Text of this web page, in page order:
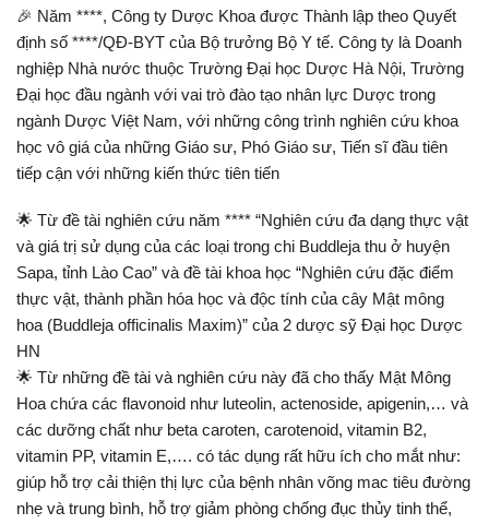
🎉 Năm ****, Công ty Dược Khoa được Thành lập theo Quyết
định số ****/QĐ-BYT của Bộ trưởng Bộ Y tế. Công ty là Doanh
nghiệp Nhà nước thuộc Trường Đại học Dược Hà Nội, Trường
Đại học đầu ngành với vai trò đào tạo nhân lực Dược trong
ngành Dược Việt Nam, với những công trình nghiên cứu khoa
học vô giá của những Giáo sư, Phó Giáo sư, Tiến sĩ đầu tiên
tiếp cận với những kiến thức tiên tiến
🌟 Từ đề tài nghiên cứu năm **** “Nghiên cứu đa dạng thực vật
và giá trị sử dụng của các loại trong chi Buddleja thu ở huyện
Sapa, tỉnh Lào Cao” và đề tài khoa học “Nghiên cứu đặc điểm
thực vật, thành phần hóa học và độc tính của cây Mật mông
hoa (Buddleja officinalis Maxim)” của 2 dược sỹ Đại học Dược
HN
🌟 Từ những đề tài và nghiên cứu này đã cho thấy Mật Mông
Hoa chứa các flavonoid như luteolin, actenoside, apigenin,… và
các dưỡng chất như beta caroten, carotenoid, vitamin B2,
vitamin PP, vitamin E,…. có tác dụng rất hữu ích cho mắt như:
giúp hỗ trợ cải thiện thị lực của bệnh nhân võng mac tiêu đường
nhẹ và trung bình, hỗ trợ giảm phòng chống đục thủy tinh thể,